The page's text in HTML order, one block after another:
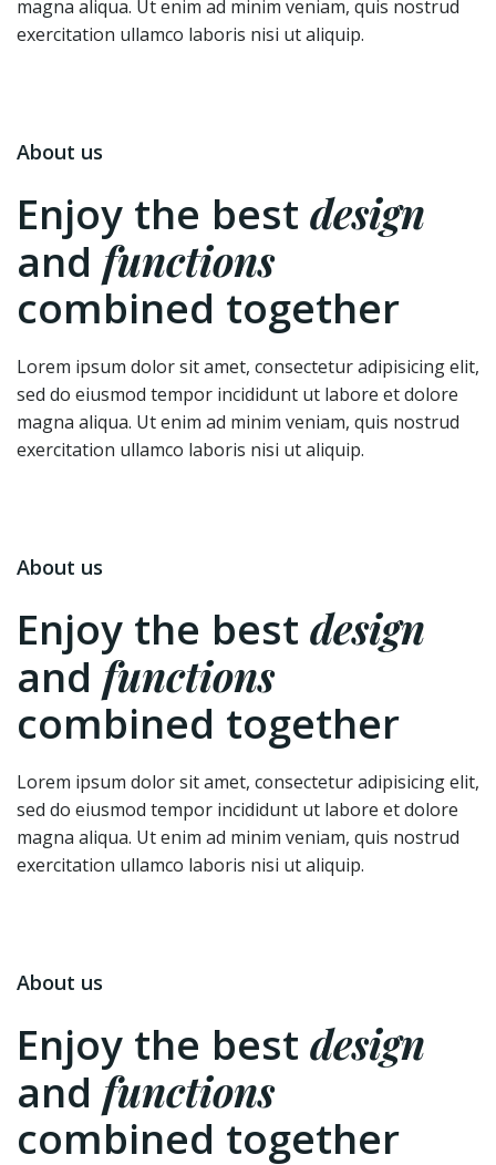
magna aliqua. Ut enim ad minim veniam, quis nostrud
exercitation ullamco laboris nisi ut aliquip.
About us
Enjoy the best design
and functions
combined together
Lorem ipsum dolor sit amet, consectetur adipisicing elit,
sed do eiusmod tempor incididunt ut labore et dolore
magna aliqua. Ut enim ad minim veniam, quis nostrud
exercitation ullamco laboris nisi ut aliquip.
About us
Enjoy the best design
and functions
combined together
Lorem ipsum dolor sit amet, consectetur adipisicing elit,
sed do eiusmod tempor incididunt ut labore et dolore
magna aliqua. Ut enim ad minim veniam, quis nostrud
exercitation ullamco laboris nisi ut aliquip.
About us
Enjoy the best design
and functions
combined together